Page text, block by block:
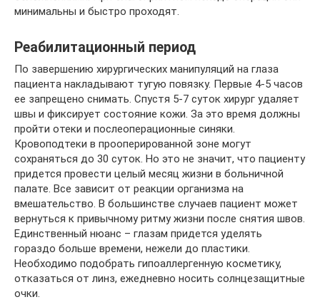
минимальны и быстро проходят.
Реабилитационный период
По завершению хирургических манипуляций на глаза
пациента накладывают тугую повязку. Первые 4-5 часов
ее запрещено снимать. Спустя 5-7 суток хирург удаляет
швы и фиксирует состояние кожи. За это время должны
пройти отеки и послеоперационные синяки.
Кровоподтеки в прооперированной зоне могут
сохраняться до 30 суток. Но это не значит, что пациенту
придется провести целый месяц жизни в больничной
палате. Все зависит от реакции организма на
вмешательство. В большинстве случаев пациент может
вернуться к привычному ритму жизни после снятия швов.
Единственный нюанс – глазам придется уделять
гораздо больше времени, нежели до пластики.
Необходимо подобрать гипоаллергенную косметику,
отказаться от линз, ежедневно носить солнцезащитные
очки.